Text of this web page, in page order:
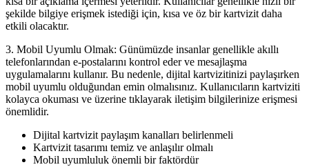
şekilde bilgiye erişmek istediği için, kısa ve öz bir kartvizit daha
etkili olacaktır.
3. Mobil Uyumlu Olmak: Günümüzde insanlar genellikle akıllı
telefonlarından e-postalarını kontrol eder ve mesajlaşma
uygulamalarını kullanır. Bu nedenle, dijital kartvizitinizi paylaşırken
mobil uyumlu olduğundan emin olmalısınız. Kullanıcıların kartviziti
kolayca okuması ve üzerine tıklayarak iletişim bilgilerinize erişmesi
önemlidir.
Dijital kartvizit paylaşım kanalları belirlenmeli
Kartvizit tasarımı temiz ve anlaşılır olmalı
Mobil uyumluluk önemli bir faktördür